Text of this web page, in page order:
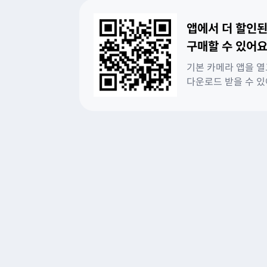
앱에서 더 할인
구매할 수 있어
기본 카메라 앱을
다운로드 받을 수